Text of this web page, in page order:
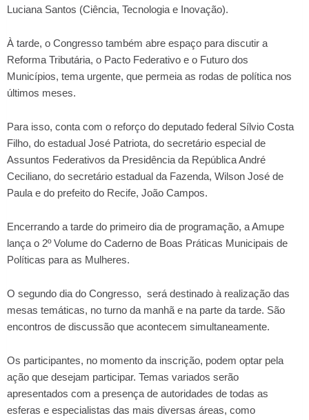
Luciana Santos (Ciência, Tecnologia e Inovação).
À tarde, o Congresso também abre espaço para discutir a
Reforma Tributária, o Pacto Federativo e o Futuro dos
Municípios, tema urgente, que permeia as rodas de política nos
últimos meses.
Para isso, conta com o reforço do deputado federal Sílvio Costa
Filho, do estadual José Patriota, do secretário especial de
Assuntos Federativos da Presidência da República André
Ceciliano, do secretário estadual da Fazenda, Wilson José de
Paula e do prefeito do Recife, João Campos.
Encerrando a tarde do primeiro dia de programação, a Amupe
lança o 2º Volume do Caderno de Boas Práticas Municipais de
Políticas para as Mulheres.
O segundo dia do Congresso, será destinado à realização das
mesas temáticas, no turno da manhã e na parte da tarde. São
encontros de discussão que acontecem simultaneamente.
Os participantes, no momento da inscrição, podem optar pela
ação que desejam participar. Temas variados serão
apresentados com a presença de autoridades de todas as
esferas e especialistas das mais diversas áreas, como